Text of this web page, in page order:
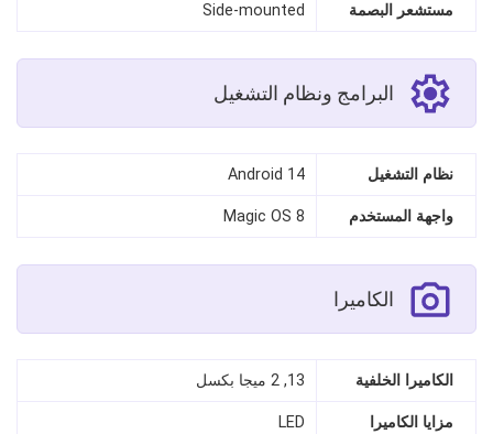
مستشعر البصمة Side‑mounted
البرامج ونظام التشغيل
نظام التشغيل Android 14
واجهة المستخدم Magic OS 8
الكاميرا
الكاميرا الخلفية 13, 2 ميجا بكسل
مزايا الكاميرا
LED